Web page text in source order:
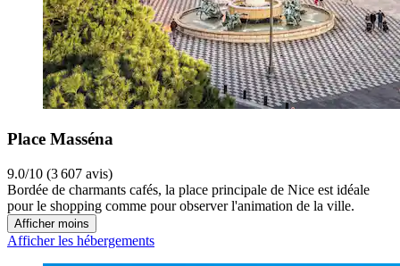
Place Masséna
9.0/10 (3 607 avis)
Bordée de charmants cafés, la place principale de Nice est idéale
pour le shopping comme pour observer l'animation de la ville.
Afficher moins
Afficher les hébergements